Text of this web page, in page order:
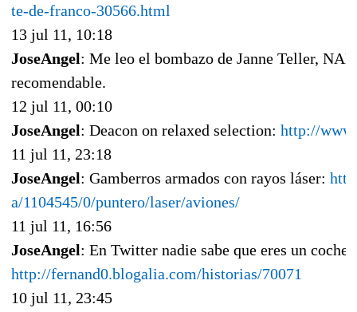
te-de-franco-30566.html
13 jul 11, 10:18
JoseAngel: Me leo el bombazo de Janne Teller,
recomendable.
12 jul 11, 00:10
JoseAngel: Deacon on relaxed selection: http://
11 jul 11, 23:18
JoseAngel: Gamberros armados con rayos láser:
a/1104545/0/puntero/laser/avio​nes/
11 jul 11, 16:56
JoseAngel: En Twitter nadie sabe que eres un coche:
http://fernand0.blogalia.com/historias/70071
10 jul 11, 23:45